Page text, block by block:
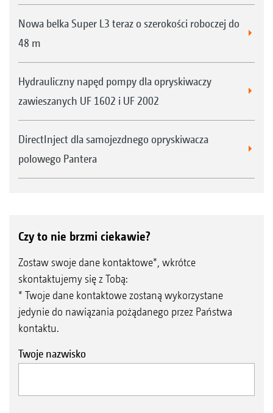
GPS-Switch pro (jako rozszerzenie wersji
GPS-Switch basic)
Automatyczne przełączanie sekcji szerokości
z 128 sekcjami, szczególnie dla techniki
ochrony roślin z indywidualnym
przełączaniem rozpylaczy
Oznakowanie przeszkód (np. woda, maszt
linii napowietrznej)
Wyposażenie opcjonalne do AmaTron 4
Nowa belka Super L3 teraz o szerokości roboczej do
48 m
Hydrauliczny napęd pompy dla opryskiwaczy
zawieszanych UF 1602 i UF 2002
DirectInject dla samojezdnego opryskiwacza
polowego Pantera
Czy to nie brzmi ciekawie?
Zostaw swoje dane kontaktowe*, wkrótce
skontaktujemy się z Tobą:
* Twoje dane kontaktowe zostaną wykorzystane
jedynie do nawiązania pożądanego przez Państwa
kontaktu.
Twoje nazwisko